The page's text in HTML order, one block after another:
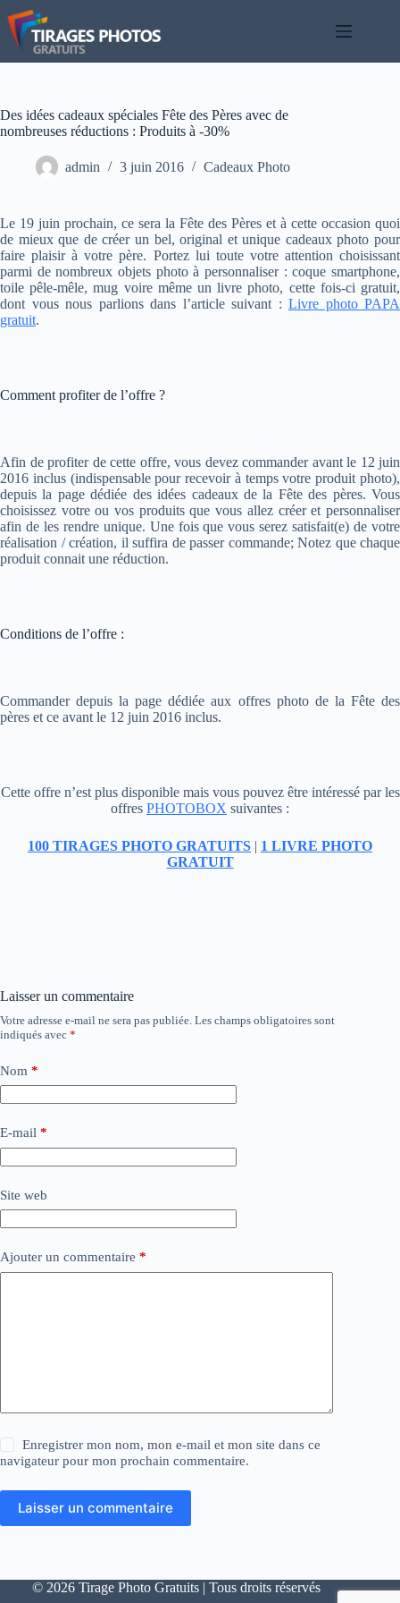
Passer
au
contenu
Des idées cadeaux spéciales Fête des Pères avec de
nombreuses réductions : Produits à -30%
admin 3 juin 2016 Cadeaux Photo
Le 19 juin prochain, ce sera la Fête des Pères et à cette occasion quoi
de mieux que de créer un bel, original et unique cadeaux photo pour
faire plaisir à votre père. Portez lui toute votre attention choisissant
parmi de nombreux objets photo à personnaliser : coque smartphone,
toile pêle-mêle, mug voire même un livre photo, cette fois-ci gratuit,
dont vous nous parlions dans l’article suivant : Livre photo PAPA
gratuit.
Comment profiter de l’offre ?
Afin de profiter de cette offre, vous devez commander avant le 12 juin
2016 inclus (indispensable pour recevoir à temps votre produit photo),
depuis la page dédiée des idées cadeaux de la Fête des pères. Vous
choisissez votre ou vos produits que vous allez créer et personnaliser
afin de les rendre unique. Une fois que vous serez satisfait(e) de votre
réalisation / création, il suffira de passer commande; Notez que chaque
produit connait une réduction.
Conditions de l’offre :
Commander depuis la page dédiée aux offres photo de la Fête des
pères et ce avant le 12 juin 2016 inclus.
Cette offre n’est plus disponible mais vous pouvez être intéressé par les
offres PHOTOBOX suivantes :
100 TIRAGES PHOTO GRATUITS | 1 LIVRE PHOTO
GRATUIT
Laisser un commentaire
Votre adresse e-mail ne sera pas publiée. Les champs obligatoires sont
indiqués avec *
Nom *
E-mail *
Site web
Ajouter un commentaire *
Enregistrer mon nom, mon e-mail et mon site dans ce
navigateur pour mon prochain commentaire.
Laisser un commentaire
© 2026 Tirage Photo Gratuits | Tous droits réservés